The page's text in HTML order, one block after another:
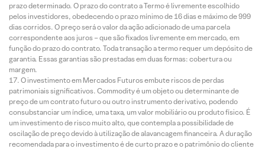
prazo determinado. O prazo do contrato a Termo é livremente escolhido
pelos investidores, obedecendo o prazo mínimo de 16 dias e máximo de 999
dias corridos. O preço será o valor da ação adicionado de uma parcela
correspondente aos juros – que são fixados livremente em mercado, em
função do prazo do contrato. Toda transação a termo requer um depósito de
garantia. Essas garantias são prestadas em duas formas: cobertura ou
margem.
O investimento em Mercados Futuros embute riscos de perdas
patrimoniais significativos. Commodity é um objeto ou determinante de
preço de um contrato futuro ou outro instrumento derivativo, podendo
consubstanciar um índice, uma taxa, um valor mobiliário ou produto físico. É
um investimento de risco muito alto, que contempla a possibilidade de
oscilação de preço devido à utilização de alavancagem financeira. A duração
recomendada para o investimento é de curto prazo e o patrimônio do cliente